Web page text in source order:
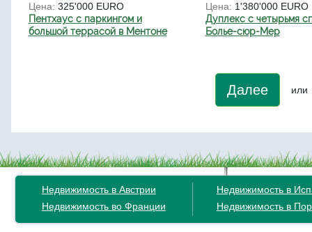
Цена: 325'000 EURO
Пентхаус с паркингом и
большой террасой в Ментоне
Цена: 1'380'000 EURO
Дуплекс с четырьмя
Болье-сюр-Мер
Далее или
Недвижимость в Австрии
Недвижимость во Франции
Недвижимость в
Недвижимость в